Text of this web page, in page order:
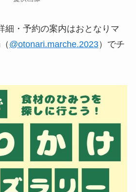
細・予約の案内はおとなりマ
@otonari.marche.2023）でチ